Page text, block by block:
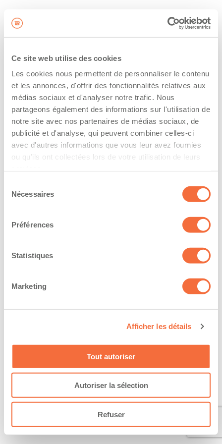
Ce site web utilise des cookies
Les cookies nous permettent de personnaliser le contenu
et les annonces, d'offrir des fonctionnalités relatives aux
médias sociaux et d'analyser notre trafic. Nous
partageons également des informations sur l'utilisation de
notre site avec nos partenaires de médias sociaux, de
publicité et d'analyse, qui peuvent combiner celles-ci
avec d'autres informations que vous leur avez fournies
ou qu'ils ont collectées lors de votre utilisation de leurs
Nécessaires
Préférences
Statistiques
Marketing
Afficher les détails
Tout autoriser
Autoriser la sélection
Refuser